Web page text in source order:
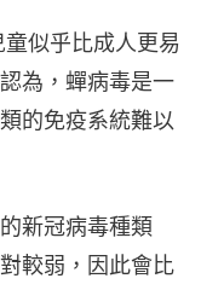
似乎比成人更易
為，蟬病毒是一
的免疫系統難以
新冠病毒種類
較弱，因此會比